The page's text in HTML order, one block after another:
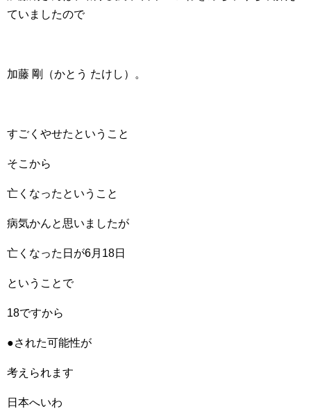
ていましたので
加藤 剛（かとう たけし）。
すごくやせたということ
そこから
亡くなったということ
病気かんと思いましたが
亡くなった日が6月18日
ということで
18ですから
●された可能性が
考えられます
日本へいわ